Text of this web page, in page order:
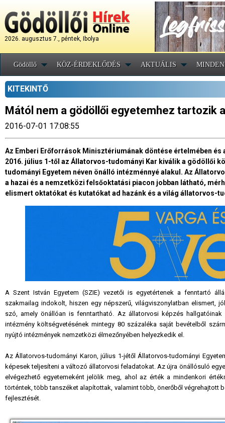
2026. augusztus 7., péntek, Ibolya
Gödöllő KÖZ-ÉRDEKLŐDÉS AKTUÁLIS
KITEKINTŐ
Mától nem a gödöllői egyetemhez tartozik
2016-07-01 17:08:55
Az Emberi Erőforrások Minisztériumának döntése értelmében
2016. július 1-től az Állatorvos-tudományi Kar kiválik a gödöllői
tudományi Egyetem néven önálló intézménnyé alakul. Az
a hazai és a nemzetközi felsőoktatási piacon jobban látható,
elismert oktatókat és kutatókat ad hazánk és a világ állatorvos-
A Szent István Egyetem (SZIE) vezetői is egyetértenek a fenntartó
szakmailag indokolt, hiszen egy népszerű, világviszonylatban elismert,
szó, amely önállóan is fenntartható. Az állatorvosi képzés
intézmény költségvetésének mintegy 80 százaléka saját bevételből
nyújtó intézmények nemzetközi élmezőnyében helyezkedik el.
Az Állatorvos-tudományi Karon, július 1-jétől Állatorvos-tudományi
képesek teljesíteni a változó állatorvosi feladatokat. Az újra önállósuló
elvégezhető egyetemeként jelölik meg, ahol az érték a mindenkori
történtek, több tanszéket alapítottak, valamint több, önerőből végrehajtott
fejlesztését.